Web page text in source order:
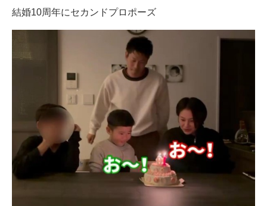
AI活用のいまが分かる
経営リーダーのコミュニティ
マーケ×ITの今がよく分かる
ITエンジニア向け専門サイト
企業向けIT製品の総合サイト
IT製品の技術・比較・事例
結婚10周年にセカンドプロポーズ